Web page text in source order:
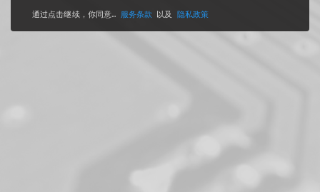
通过点击继续，你同意... 服务条款 以及 隐私政策